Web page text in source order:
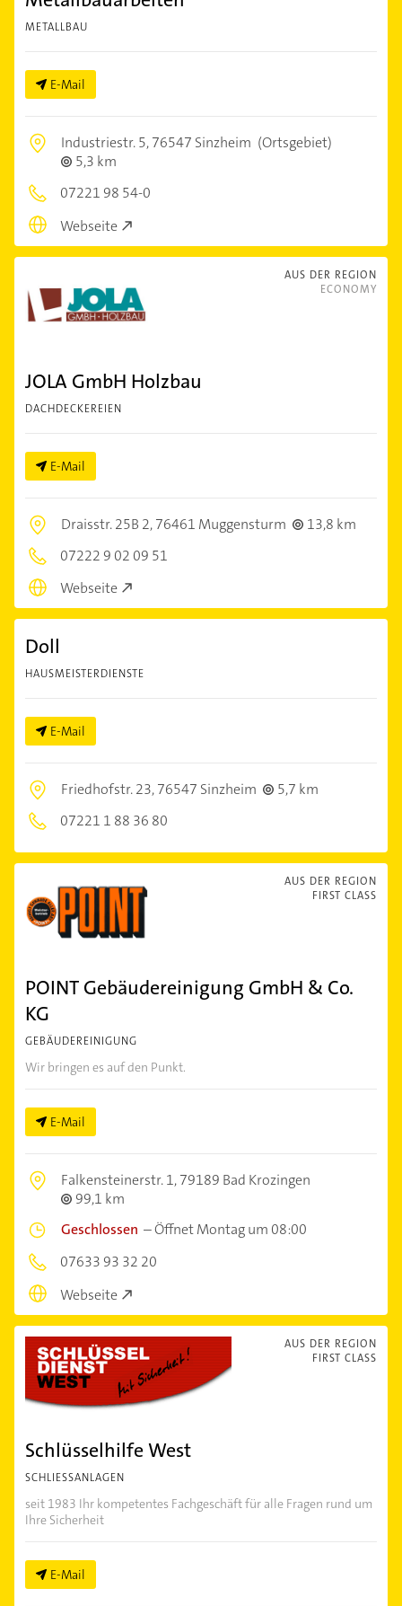
METALLBAU
E-Mail
Industriestr. 5,76547 Sinzheim (Ortsgebiet)
5,3 km
07221 98 54-0
Webseite
AUS DER REGION
ECONOMY
JOLA GmbH Holzbau
DACHDECKEREIEN
E-Mail
Draisstr. 25B 2,76461 Muggensturm
13,8 km
07222 9 02 09 51
Webseite
Doll
HAUSMEISTERDIENSTE
E-Mail
Friedhofstr. 23,76547 Sinzheim
5,7 km
07221 1 88 36 80
AUS DER REGION
FIRST CLASS
POINT Gebäudereinigung GmbH & Co.
KG
GEBÄUDEREINIGUNG
Wir bringen es auf den Punkt.
E-Mail
Falkensteinerstr. 1,79189 Bad Krozingen
99,1 km
Geschlossen –Öffnet Montag um 08:00
07633 93 32 20
Webseite
AUS DER REGION
FIRST CLASS
Schlüsselhilfe West
SCHLIESSANLAGEN
seit 1983 Ihr kompetentes Fachgeschäft für alle Fragen rund um
Ihre Sicherheit
E-Mail